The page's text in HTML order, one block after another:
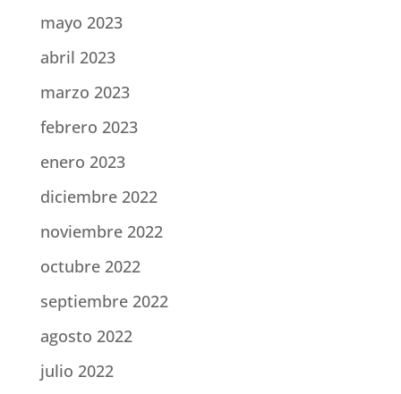
mayo 2023
abril 2023
marzo 2023
febrero 2023
enero 2023
diciembre 2022
noviembre 2022
octubre 2022
septiembre 2022
agosto 2022
julio 2022